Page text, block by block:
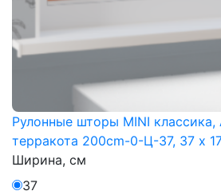
Рулонные шторы MINI
терракота 200cm-0-Ц-37, 37 x
Ширина, см
37